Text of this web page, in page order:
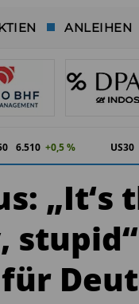
ANLEIHEN
6.510 +0,5 % US30
„It‘s